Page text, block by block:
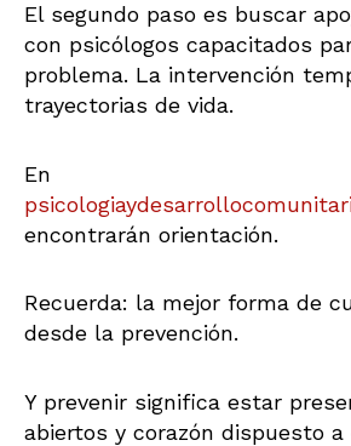
El segundo paso es buscar
con psicólogos capacitados
problema. La intervención
trayectorias de vida.
En
encontrarán orientación.
Recuerda: la mejor forma de
desde la prevención.
Y prevenir significa estar
abiertos y corazón dispuesto